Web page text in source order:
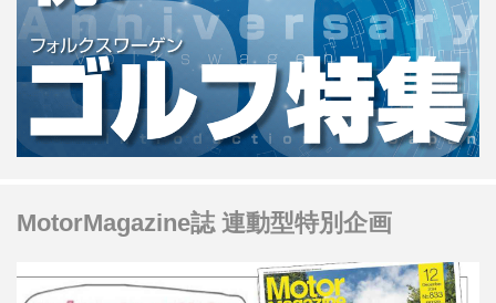
MotorMagazine誌 連動型特別企画